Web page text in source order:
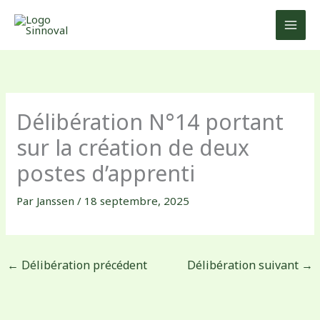
Délibération N°14 portant
sur la création de deux
postes d’apprenti
Par Janssen/ 18 septembre, 2025
← Délibération précédent Délibération suivant →